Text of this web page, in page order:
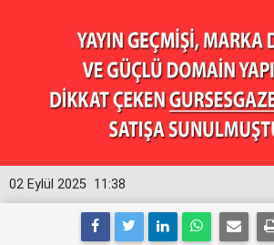
11:38
02 Eylül 2025